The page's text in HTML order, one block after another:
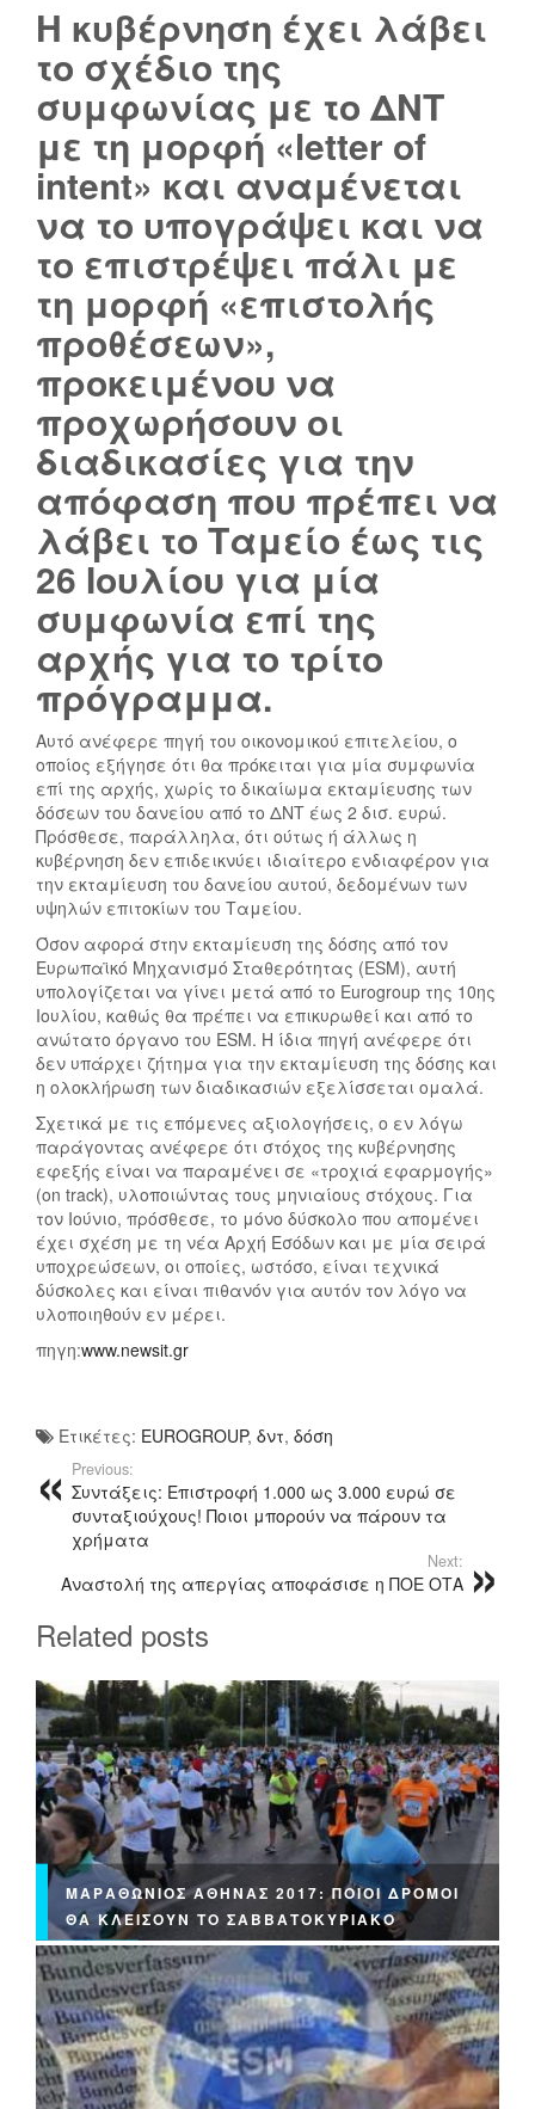
Η κυβέρνηση έχει λάβει
το σχέδιο της
συμφωνίας με το ΔΝΤ
με τη μορφή «letter of
intent» και αναμένεται
να το υπογράψει και να
το επιστρέψει πάλι με
τη μορφή «επιστολής
προθέσεων»,
προκειμένου να
προχωρήσουν οι
διαδικασίες για την
απόφαση που πρέπει να
λάβει το Ταμείο έως τις
26 Ιουλίου για μία
συμφωνία επί της
αρχής για το τρίτο
πρόγραμμα.
Αυτό ανέφερε πηγή του οικονομικού επιτελείου, ο
οποίος εξήγησε ότι θα πρόκειται για μία συμφωνία
επί της αρχής, χωρίς το δικαίωμα εκταμίευσης των
δόσεων του δανείου από το ΔΝΤ έως 2 δισ. ευρώ.
Πρόσθεσε, παράλληλα, ότι ούτως ή άλλως η
κυβέρνηση δεν επιδεικνύει ιδιαίτερο ενδιαφέρον για
την εκταμίευση του δανείου αυτού, δεδομένων των
υψηλών επιτοκίων του Ταμείου.
Όσον αφορά στην εκταμίευση της δόσης από τον
Ευρωπαϊκό Μηχανισμό Σταθερότητας (ESM), αυτή
υπολογίζεται να γίνει μετά από το Eurogroup της 10ης
Ιουλίου, καθώς θα πρέπει να επικυρωθεί και από το
ανώτατο όργανο του ESM. Η ίδια πηγή ανέφερε ότι
δεν υπάρχει ζήτημα για την εκταμίευση της δόσης και
η ολοκλήρωση των διαδικασιών εξελίσσεται ομαλά.
Σχετικά με τις επόμενες αξιολογήσεις, ο εν λόγω
παράγοντας ανέφερε ότι στόχος της κυβέρνησης
εφεξής είναι να παραμένει σε «τροχιά εφαρμογής»
(on track), υλοποιώντας τους μηνιαίους στόχους. Για
τον Ιούνιο, πρόσθεσε, το μόνο δύσκολο που απομένει
έχει σχέση με τη νέα Αρχή Εσόδων και με μία σειρά
υποχρεώσεων, οι οποίες, ωστόσο, είναι τεχνικά
δύσκολες και είναι πιθανόν για αυτόν τον λόγο να
υλοποιηθούν εν μέρει.
πηγη:www.newsit.gr
Ετικέτες: EUROGROUP, δντ, δόση
Previous:
Συντάξεις: Επιστροφή 1.000 ως 3.000 ευρώ σε
συνταξιούχους! Ποιοι μπορούν να πάρουν τα
χρήματα
Next:
Αναστολή της απεργίας αποφάσισε η ΠΟΕ ΟΤΑ
Related posts
ΜΑΡΑΘΏΝΙΟΣ ΑΘΉΝΑΣ 2017: ΠΟΙΟΙ ΔΡΌΜΟΙ
ΘΑ ΚΛΕΊΣΟΥΝ ΤΟ ΣΑΒΒΑΤΟΚΎΡΙΑΚΟ